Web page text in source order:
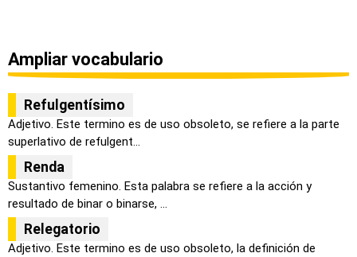
Ampliar vocabulario
Refulgentísimo
Adjetivo. Este termino es de uso obsoleto, se refiere a la parte
superlativo de refulgent...
Renda
Sustantivo femenino. Esta palabra se refiere a la acción y
resultado de binar o binarse, ...
Relegatorio
Adjetivo. Este termino es de uso obsoleto, la definición de